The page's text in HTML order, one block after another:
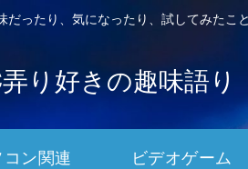
だったり、気になったり、試してみたこ
り好きの趣味語り
ン関連 ビデオゲーム